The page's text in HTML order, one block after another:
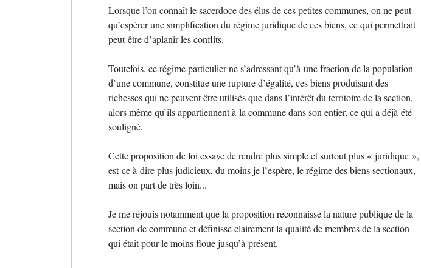
Lorsque l’on connaît le sacerdoce des élus de ces petites communes, on ne peut
qu’espérer une simplification du régime juridique de ces biens, ce qui permettrait
peut-être d’aplanir les conflits.
Toutefois, ce régime particulier ne s’adressant qu’à une fraction de la population
d’une commune, constitue une rupture d’égalité, ces biens produisant des
richesses qui ne peuvent être utilisés que dans l’intérêt du territoire de la section,
alors même qu’ils appartiennent à la commune dans son entier, ce qui a déjà été
souligné.
Cette proposition de loi essaye de rendre plus simple et surtout plus « juridique »,
est-ce à dire plus judicieux, du moins je l’espère, le régime des biens sectionaux,
mais on part de très loin...
Je me réjouis notamment que la proposition reconnaisse la nature publique de la
section de commune et définisse clairement la qualité de membres de la section
qui était pour le moins floue jusqu’à présent.